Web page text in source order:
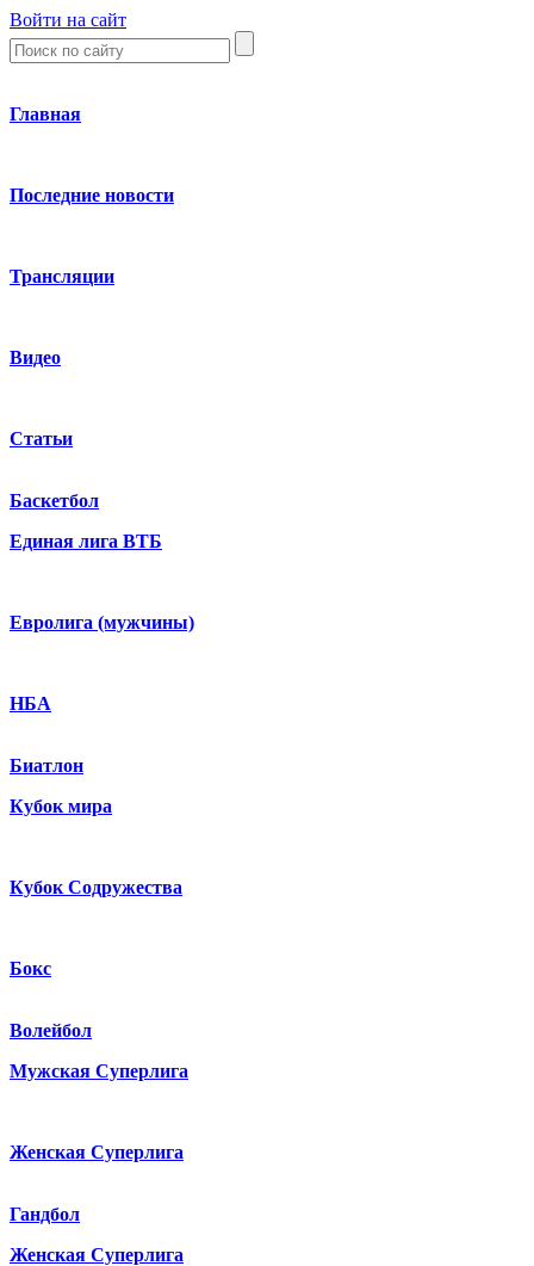
Войти на сайт
Главная
Последние новости
Трансляции
Видео
Статьи
Баскетбол
Единая лига ВТБ
Евролига (мужчины)
НБА
Биатлон
Кубок мира
Кубок Содружества
Бокс
Волейбол
Мужская Суперлига
Женская Суперлига
Гандбол
Женская Суперлига